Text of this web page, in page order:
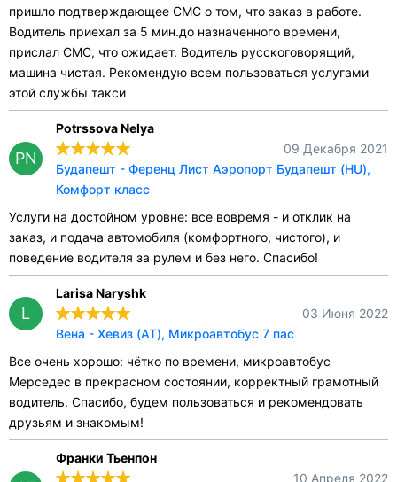
пришло подтверждающее СМС о том, что заказ в работе.
Водитель приехал за 5 мин.до назначенного времени,
прислал СМС, что ожидает. Водитель русскоговорящий,
машина чистая. Рекомендую всем пользоваться услугами
этой службы такси
PN
Potrssova Nelya
09 Декабря 2021
Будапешт - Ференц Лист Аэропорт Будапешт (HU),
Комфорт класс
Услуги на достойном уровне: все вовремя - и отклик на
заказ, и подача автомобиля (комфортного, чистого), и
поведение водителя за рулем и без него. Спасибо!
L
Larisa Naryshk
03 Июня 2022
Вена - Хевиз (AT), Микроавтобус 7 пас
Все очень хорошо: чётко по времени, микроавтобус
Мерседес в прекрасном состоянии, корректный грамотный
водитель. Спасибо, будем пользоваться и рекомендовать
друзьям и знакомым!
Франки Тьенпон
10 Апреля 2022